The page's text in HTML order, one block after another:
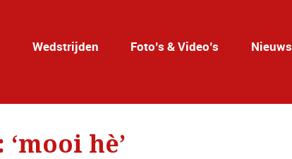
Wedstrijden Foto’s & Video’s Nieuws
hè’